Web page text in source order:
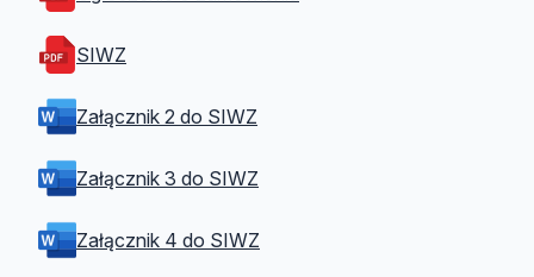
SIWZ
Załącznik 2 do SIWZ
Załącznik 3 do SIWZ
Załącznik 4 do SIWZ